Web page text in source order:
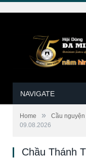
NAVIGATE
Home » Cầu nguyện
09.08.2026
Chầu Thánh